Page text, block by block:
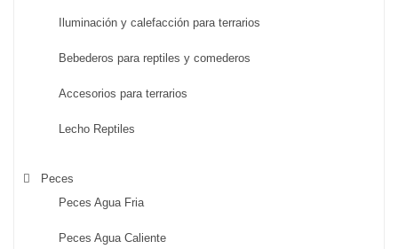
Iluminación y calefacción para terrarios
Bebederos para reptiles y comederos
Accesorios para terrarios
Lecho Reptiles
Peces
Peces Agua Fria
Peces Agua Caliente